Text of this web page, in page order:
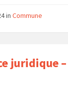
in Commune
juridique